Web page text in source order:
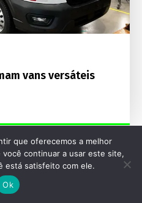
vans versáteis
que oferecemos a melhor
continuar a usar este site,
está satisfeito com ele.
Ok